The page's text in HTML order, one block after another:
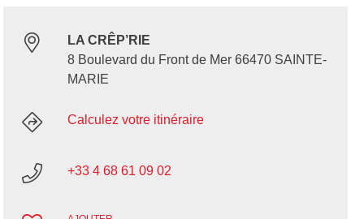
LA CRÊP’RIE
8 Boulevard du Front de Mer 66470 SAINTE-
MARIE
Calculez votre itinéraire
+33 4 68 61 09 02